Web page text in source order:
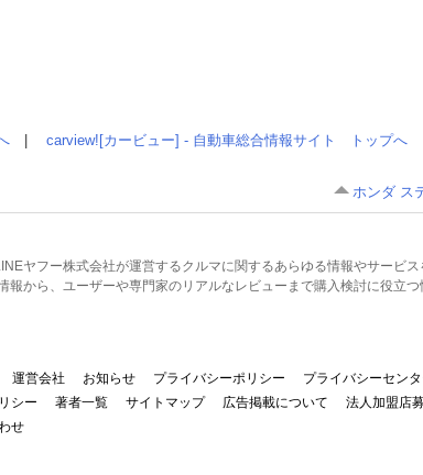
carview![カービュー] - 自動車総合情報サイト トップへ
ホンダ ス
ヤフー株式会社が運営するクルマに関するあらゆる情報やサービス
報から、ユーザーや専門家のリアルなレビューまで購入検討に役立つ
運営会社 お知らせ プライバシーポリシー プライバシーセン
シー
著者一覧 サイトマップ 広告掲載について 法人加盟店
せ